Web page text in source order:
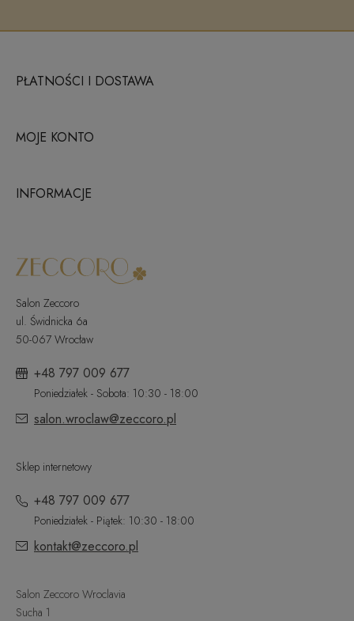
PŁATNOŚCI I DOSTAWA
MOJE KONTO
INFORMACJE
Salon Zeccoro
ul. Świdnicka 6a
50-067 Wrocław
+48 797 009 677
Poniedziałek - Sobota: 10:30 - 18:00
salon.wroclaw@zeccoro.pl
Sklep internetowy
+48 797 009 677
Poniedziałek - Piątek: 10:30 - 18:00
kontakt@zeccoro.pl
Salon Zeccoro Wroclavia
Sucha 1